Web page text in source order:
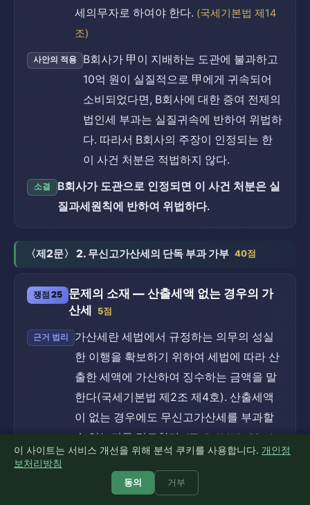
세의무자로 하여야 한다. (국세기본법 제14
조)
사안의 적용
B회사가 甲이 지배하는 도관에 불과하고
10억 원이 실질적으로 甲에게 귀속되어
소비되었다면, B회사에 대한 증여 전제의
법인세 부과는 실질귀속에 반하여 위법하
다. 따라서 B회사의 주장이 인정되는 한
이 사건 처분은 적법하지 않다.
소결
B회사가 도관으로 인정되면 이 사건 처분은 실
질과세원칙에 반하여 위법하다.
〈제2문〉 2. 무신고가산세의 단독 부과 가부 40점
쟁점 25
문제의 소재 — 산출세액 없는 경우의 가
산세
5점
근거 법리
가산세란 세법에서 규정하는 의무의 성실
한 이행을 확보하기 위하여 세법에 따라 산
출한 세액에 가산하여 징수하는 금액을 말
한다(국세기본법 제2조 제4호). 산출세액
이 없는 경우에도 무신고가산세를 부과할
수 있는지를 검토한다.(국세기본법 제2조)
사안의 적용
에 수입금액은 있고 법인세 산출세액은
이 사이트는 서비스 개선을 위해 분석 쿠키를 사용합니다. 개인정
보처리방침
동의 거부